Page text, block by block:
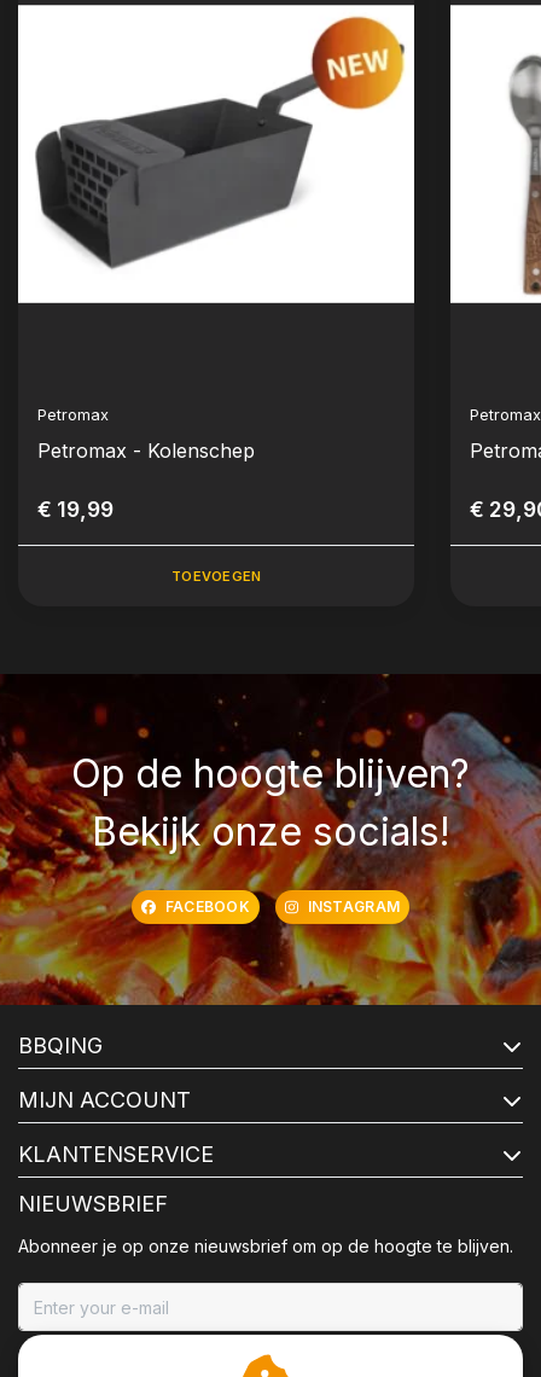
Petromax
Petromax - Kolenschep
€ 19,99
TOEVOEGEN
Petromax
€
Op de hoogte blijven?
Bekijk onze socials!
FACEBOOK INSTAGRAM
BBQING
MIJN ACCOUNT
KLANTENSERVICE
NIEUWSBRIEF
Abonneer je op onze nieuwsbrief om op de hoogte te blijven.